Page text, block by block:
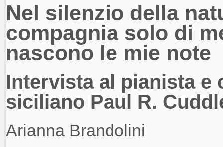
Nel silenzio della
compagnia solo di
nascono le mie note
Intervista al pianista e
siciliano Paul R.
Arianna Brandolini